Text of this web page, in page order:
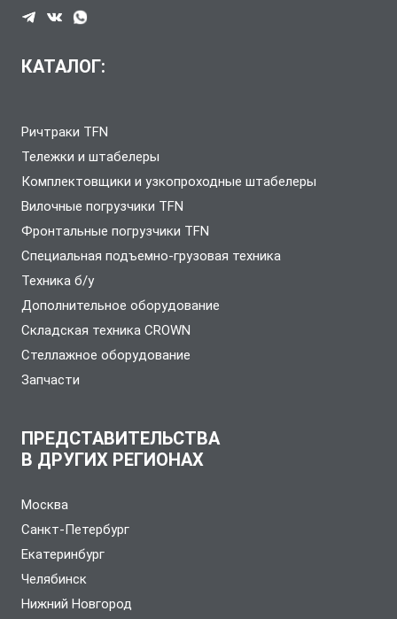
КАТАЛОГ:
Ричтраки TFN
Тележки и штабелеры
Комплектовщики и узкопроходные штабелеры
Вилочные погрузчики TFN
Фронтальные погрузчики TFN
Специальная подъемно-грузовая техника
Техника б/у
Дополнительное оборудование
Складская техника CROWN
Стеллажное оборудование
Запчасти
ПРЕДСТАВИТЕЛЬСТВА
В ДРУГИХ РЕГИОНАХ
Москва
Санкт-Петербург
Екатеринбург
Челябинск
Нижний Новгород